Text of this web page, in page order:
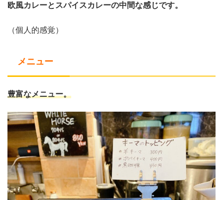
欧風カレーとスパイスカレーの中間な感じです。
（個人的感覚）
メニュー
豊富なメニュー。